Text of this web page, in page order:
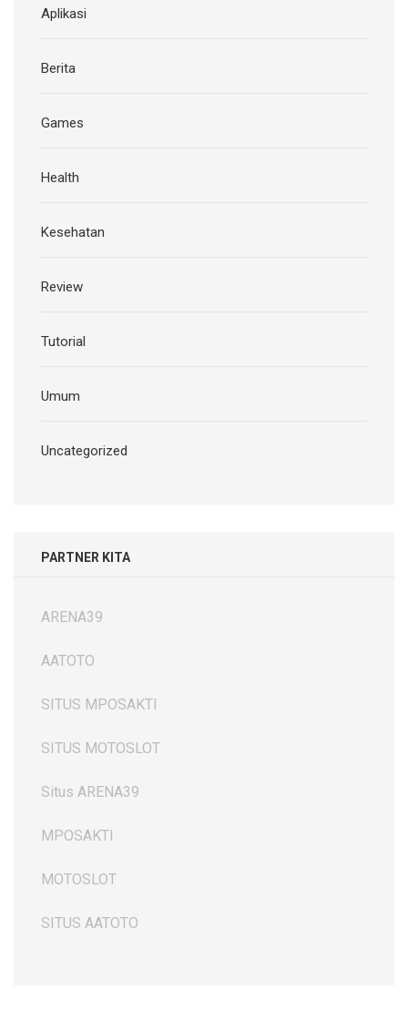
Aplikasi
Berita
Games
Health
Kesehatan
Review
Tutorial
Umum
Uncategorized
PARTNER KITA
ARENA39
AATOTO
SITUS MPOSAKTI
SITUS MOTOSLOT
Situs ARENA39
MPOSAKTI
MOTOSLOT
SITUS AATOTO